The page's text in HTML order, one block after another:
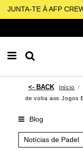
JUNTA-TE À AFP
Início
de volta aos Jogos
Blog
Notícias de Padel